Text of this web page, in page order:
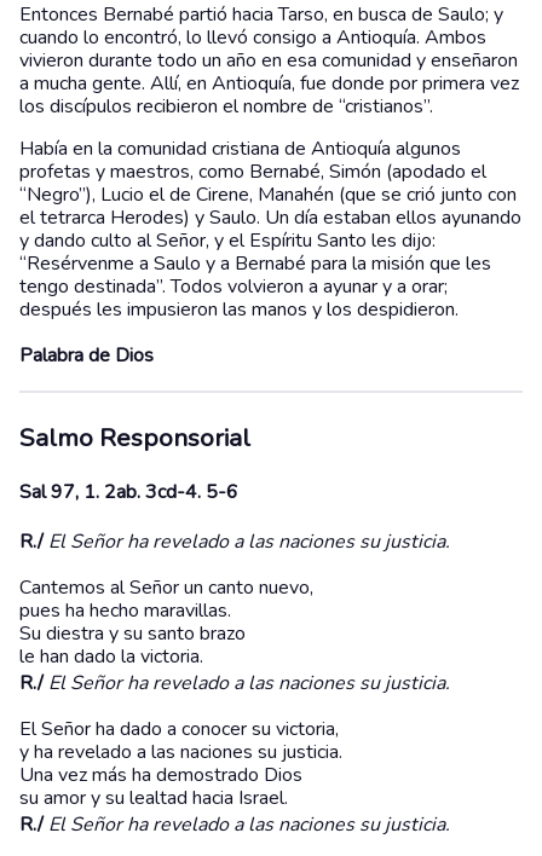
Entonces Bernabé partió hacia Tarso, en busca de Saulo; y
cuando lo encontró, lo llevó consigo a Antioquía. Ambos
vivieron durante todo un año en esa comunidad y enseñaron
a mucha gente. Allí, en Antioquía, fue donde por primera vez
los discípulos recibieron el nombre de “cristianos”.
Había en la comunidad cristiana de Antioquía algunos
profetas y maestros, como Bernabé, Simón (apodado el
“Negro”), Lucio el de Cirene, Manahén (que se crió junto con
el tetrarca Herodes) y Saulo. Un día estaban ellos ayunando
y dando culto al Señor, y el Espíritu Santo les dijo:
“Resérvenme a Saulo y a Bernabé para la misión que les
tengo destinada”. Todos volvieron a ayunar y a orar;
después les impusieron las manos y los despidieron.
Palabra de Dios
Salmo Responsorial
Sal 97, 1. 2ab. 3cd-4. 5-6
R./ El Señor ha revelado a las naciones su justicia.
Cantemos al Señor un canto nuevo,
pues ha hecho maravillas.
Su diestra y su santo brazo
le han dado la victoria.
R./ El Señor ha revelado a las naciones su justicia.
El Señor ha dado a conocer su victoria,
y ha revelado a las naciones su justicia.
Una vez más ha demostrado Dios
su amor y su lealtad hacia Israel.
R./ El Señor ha revelado a las naciones su justicia.